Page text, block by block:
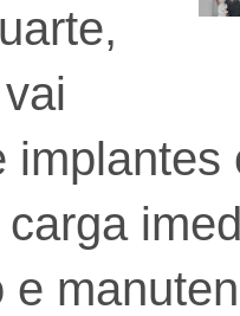
implantes
e